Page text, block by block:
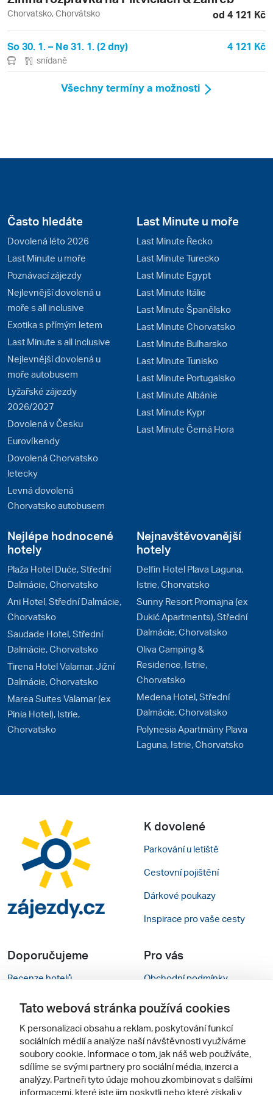
Chorvatsko, Chorvátsko od 4 121 Kč
So 30. 1. – Ne 31. 1. (2 dny) 4 121 Kč
snídaně
Všechny termíny a možnosti
Často hledáte
Dovolená léto 2026
Last Minute u moře
Poznávací zájezdy
Nejlevnější dovolená u
moře s all inclusive
Exotika s přímým letem
Last Minute s all inclusive
Nejlevnější dovolená u
moře autobusem
Lyžařské zájezdy
2026/2027
Dovolená v Česku
Eurovíkendy
Dovolená Chorvatsko
letecky
Levná dovolená
Chorvatsko autobusem
Last Minute u moře
Last Minute Řecko
Last Minute Turecko
Last Minute Egypt
Last Minute Itálie
Last Minute Španělsko
Last Minute Chorvatsko
Last Minute Bulharsko
Last Minute Tunisko
Last Minute Portugalsko
Last Minute Albánie
Last Minute Kypr
Last Minute Černá Hora
Nejlépe hodnocené
hotely
Plaža Hotel Duće, Střední
Dalmácie, Chorvatsko
Ani Hotel, Střední Dalmácie,
Chorvatsko
Saudade Hotel, Střední
Dalmácie, Chorvatsko
Tirena Hotel Valamar, Jižní
Dalmácie, Chorvatsko
Marea Suites Valamar (ex
Pinia Hotel), Istrie,
Chorvatsko
Nejnavštěvovanější
hotely
Delfin Hotel Plava Laguna,
Istrie, Chorvatsko
Sunny Resort Promajna (ex
Dukić Apartments), Střední
Dalmácie, Chorvatsko
Oliva Camping &
Residence, Istrie,
Chorvatsko
Medena Hotel, Střední
Dalmácie, Chorvatsko
Polynesia Apartmány Plava
Laguna, Istrie, Chorvatsko
K dovolené
Parkování u letiště
Cestovní pojištění
Dárkové poukazy
Inspirace pro vaše cesty
Doporučujeme
Recenze hotelů
Rady na cestu
Cestovní kanceláře
Zájazdy.sk
Pro vás
Obchodní podmínky
Kontakty
Nastavení cookies
Mobilní verze webu
Sledujte nás
Tato webová stránka používá cookies
K personalizaci obsahu a reklam, poskytování funkcí
sociálních médií a analýze naší návštěvnosti využíváme
soubory cookie. Informace o tom, jak náš web používáte,
sdílíme se svými partnery pro sociální média, inzerci a
analýzy. Partneři tyto údaje mohou zkombinovat s dalšími
informacemi, které jste jim poskytli nebo které získali v